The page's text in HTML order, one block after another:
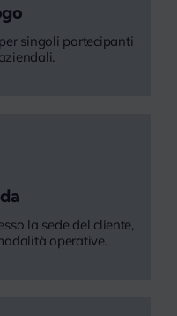
singoli partecipanti
la sede del cliente,
operative.